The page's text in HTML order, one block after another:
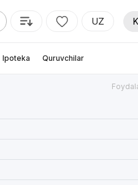
UZ
Ipoteka Quruvchilar